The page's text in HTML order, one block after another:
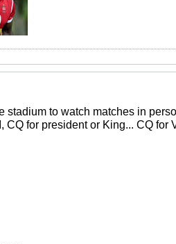
stadium to watch matches in
CQ for president or King... CQ for